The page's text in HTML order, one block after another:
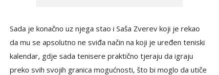
Sada je konačno uz njega stao i Saša Zverev koji je rekao
da mu se apsolutno ne sviđa način na koji je uređen teniski
kalendar, gdje sada tenisere praktično tjeraju da igraju
preko svih svojih granica mogućnosti, što bi moglo da utiče